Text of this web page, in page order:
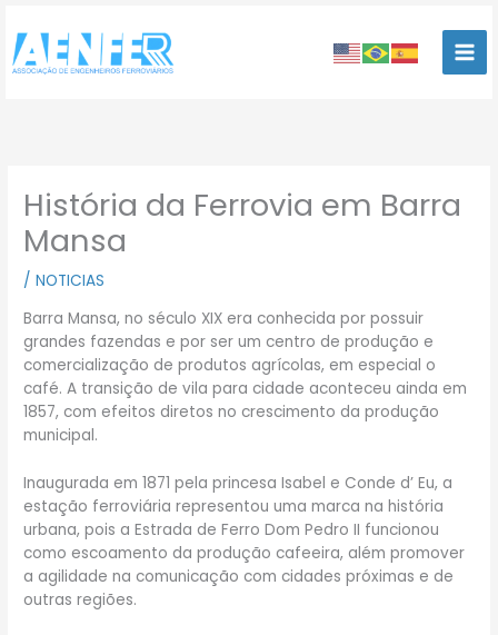
para
conteúdo
História da Ferrovia em Barra
Mansa
/NOTICIAS
Barra Mansa, no século XIX era conhecida por possuir
grandes fazendas e por ser um centro de produção e
comercialização de produtos agrícolas, em especial o
café. A transição de vila para cidade aconteceu ainda em
1857, com efeitos diretos no crescimento da produção
municipal.
Inaugurada em 1871 pela princesa Isabel e Conde d’ Eu, a
estação ferroviária representou uma marca na história
urbana, pois a Estrada de Ferro Dom Pedro II funcionou
como escoamento da produção cafeeira, além promover
a agilidade na comunicação com cidades próximas e de
outras regiões.